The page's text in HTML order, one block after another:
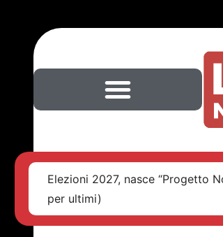
Elezioni 2027, nasce “Progetto
per ultimi)